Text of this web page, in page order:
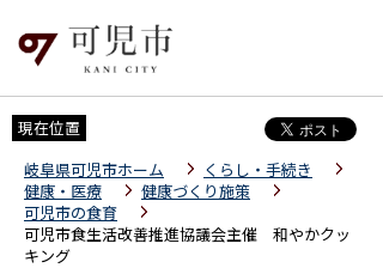
現在位置
岐阜県可児市ホーム
くらし・手続き
健康・医療
健康づくり施策
可児市の食育
可児市食生活改善推進協議会主催 和やかクッ
キング